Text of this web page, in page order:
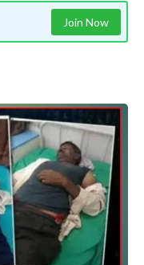
Join Now